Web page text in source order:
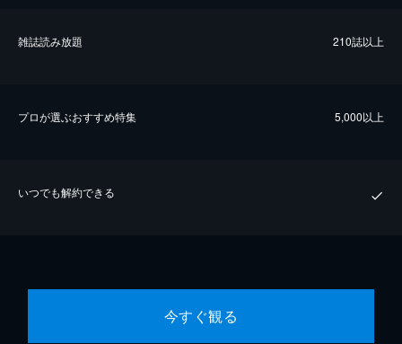
雑誌読み放題 210誌以上
プロが選ぶおすすめ特集 5,000以上
いつでも解約できる
今すぐ観る